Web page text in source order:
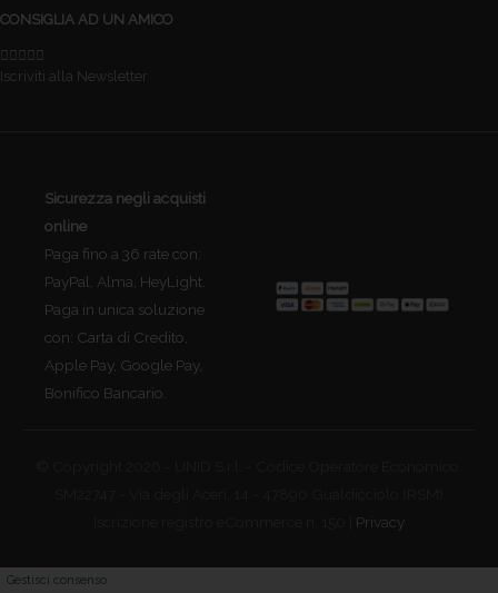
CONSIGLIA AD UN AMICO
Iscriviti alla Newsletter
Sicurezza negli acquisti
online
Paga fino a 36 rate con:
PayPal, Alma, HeyLight.
Paga in unica soluzione
con: Carta di Credito,
Apple Pay, Google Pay,
Bonifico Bancario.
Privacy
Gestisci consenso